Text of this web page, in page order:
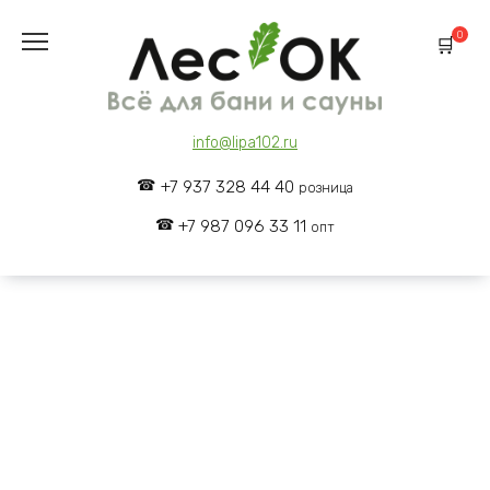
content
info@lipa102.ru
+7 937 328 44 40 розница
+7 987 096 33 11 опт
0